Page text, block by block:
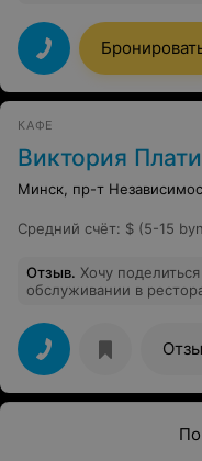
отвратительно. При
сказал, а за день до
забронировать уже
КАФЕ
Виктория Платинум |
Минск, пр-т
Средний счёт: $ (5-15
Отзыв. Хочу
обслуживании в
года в этой гостинице
образовательная
На еврейскую
человек со всего мира.
особенной, кошерной,
Нас обслуживали
мы наслушались много